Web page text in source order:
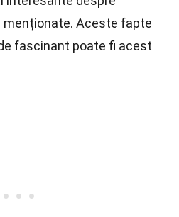
Aceste fapte
fascinant poate fi acest